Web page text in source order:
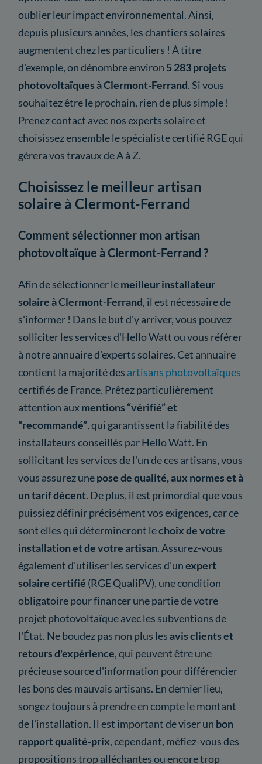
oublier leur impact environnemental. Ainsi,
depuis plusieurs années, les chantiers solaires
augmentent chez les particuliers ! À titre
d'exemple, on dénombre environ 5 283 projets
photovoltaïques à Clermont-Ferrand. Si vous
souhaitez être le prochain, rien de plus simple !
Prenez contact avec nos experts solaire et
choisissez ensemble le spécialiste certifié RGE qui
gèrera vos travaux de A à Z.
Choisissez le meilleur artisan
solaire à Clermont-Ferrand
Comment sélectionner mon artisan
photovoltaïque à Clermont-Ferrand ?
Afin de sélectionner lemeilleur installateur
solaire à Clermont-Ferrand, il est nécessaire de
s'informer ! Dans le but d'y arriver, vous pouvez
solliciter les services d'Hello Watt ou vous référer
à notre annuaire d'experts solaires. Cet annuaire
contient la majorité des artisans photovoltaïques
certifiés de France. Prêtez particulièrement
attention auxmentions “vérifié” et
“recommandé”, qui garantissent la fiabilité des
installateurs conseillés par Hello Watt. En
sollicitant les services de l'un de ces artisans, vous
vous assurez unepose de qualité, aux normes et à
un tarif décent. De plus, il est primordial que vous
puissiez définir précisément vos exigences, car ce
sont elles qui détermineront lechoix de votre
installation et de votre artisan. Assurez-vous
également d'utiliser les services d'unexpert
solaire certifié (RGE QualiPV), une condition
obligatoire pour financer une partie de votre
projet photovoltaïque avec les subventions de
l'État. Ne boudez pas non plus lesavis clients et
retours d'expérience, qui peuvent être une
précieuse source d'information pour différencier
les bons des mauvais artisans. En dernier lieu,
songez toujours à prendre en compte le montant
de l'installation. Il est important de viser un bon
rapport qualité-prix, cependant, méfiez-vous des
propositions trop alléchantes ou encore trop